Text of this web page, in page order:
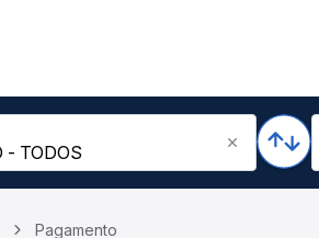
Pagamento